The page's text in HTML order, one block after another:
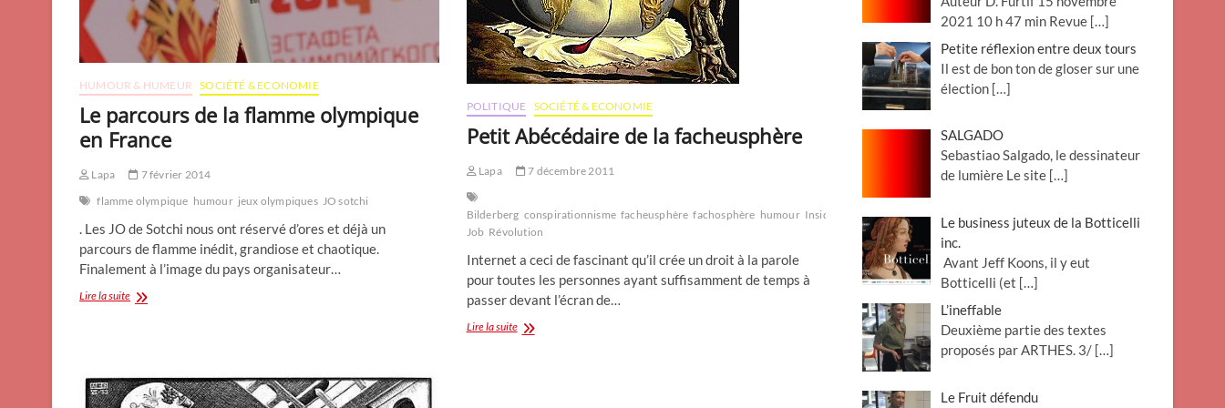
HUMOUR & HUMEUR SOCIÉTÉ & ECONOMIE
Le parcours de la flamme olympique
en France
Lapa
7 février 2014
flamme olympique humour jeux olympiques JO sotchi
. Les JO de Sotchi nous ont réservé d’ores et déjà un
parcours de flamme inédit, grandiose et chaotique.
Finalement à l’image du pays organisateur…
Lire la suiteLe
olympique
en
POLITIQUE SOCIÉTÉ & ECONOMIE
Petit Abécédaire de la facheusphère
Lapa 7 décembre 2011
Bilderberg conspirationnisme facheusphère fachosphère humour Inside
Job Révolution
Internet a ceci de fascinant qu’il crée un droit à la parole
pour toutes les personnes ayant suffisamment de temps à
passer devant l’écran de…
Lire la suitePetit
2021 10 h 47 min Revue […]
Petite réflexion entre deux tours
Il est de bon ton de gloser sur une
élection […]
SALGADO
Sebastiao Salgado, le dessinateur
de lumière Le site […]
Le business juteux de la Botticelli
inc.
Avant Jeff Koons, il y eut
Botticelli (et […]
L’ineffable
Deuxième partie des textes
proposés par ARTHES. 3/ […]
Le Fruit défendu